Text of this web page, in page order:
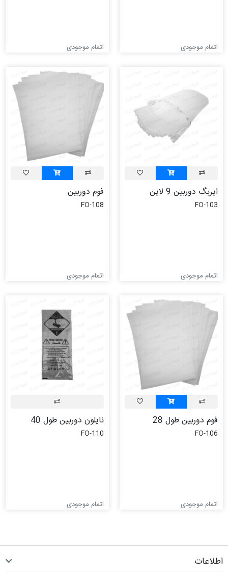
اتمام موجودی اتمام موجودی
ایربگ دوربین 9 لاین
FO-103
اتمام موجودی
فوم دوربین
FO-108
اتمام موجودی
فوم دوربین طول 28
FO-106
اتمام موجودی
نایلون دوربین طول 40
FO-110
اتمام موجودی
اطلاعات